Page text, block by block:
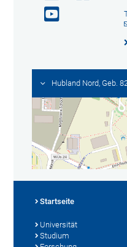
Hubland Nord, Geb.
Startseite
Universität
Studium